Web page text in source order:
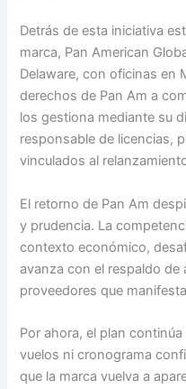
Detrás de esta iniciativa
marca, Pan American
Delaware, con oficinas en
derechos de Pan Am a
los gestiona mediante su
responsable de licencias,
vinculados al
El retorno de Pan Am
y prudencia. La
contexto económico,
avanza con el respaldo
proveedores que
Por ahora, el plan
vuelos ni cronograma
que la marca vuelva a